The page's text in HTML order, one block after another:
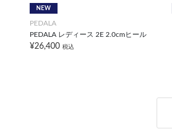
NEW
PEDALA
PEDALA レディース 2E 2.0cmヒール
¥26,400 税込